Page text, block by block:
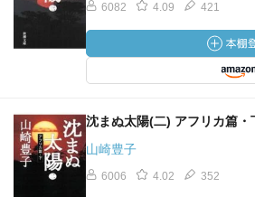
6082 4.09 421
沈まぬ太陽(二) アフリカ篇・
山崎豊子
6006 4.02 352